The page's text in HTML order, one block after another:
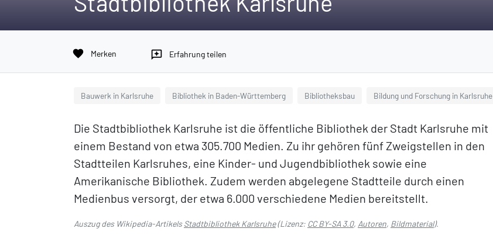
favorite Merken reviews Erfahrung teilen
Bauwerk in Karlsruhe Bibliothek in Baden-Württemberg Bibliotheksbau Bildung und Forschung in Karlsruhe
Die Stadtbibliothek Karlsruhe ist die öffentliche Bibliothek der Stadt Karlsruhe mit
einem Bestand von etwa 305.700 Medien. Zu ihr gehören fünf Zweigstellen in den
Stadtteilen Karlsruhes, eine Kinder- und Jugendbibliothek sowie eine
Amerikanische Bibliothek. Zudem werden abgelegene Stadtteile durch einen
Medienbus versorgt, der etwa 6.000 verschiedene Medien bereitstellt.
Auszug des Wikipedia-ArtikelsStadtbibliothek Karlsruhe(Lizenz: CC BY-SA 3.0, Autoren, Bildmaterial).